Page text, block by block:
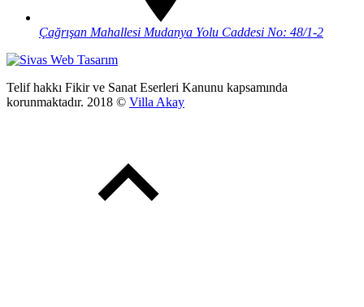
Çağrışan Mahallesi Mudanya Yolu Caddesi No: 48/1-2
Telif hakkı Fikir ve Sanat Eserleri Kanunu kapsamında
korunmaktadır. 2018 © Villa Akay